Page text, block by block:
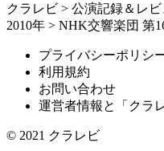
クラレビ > 公演記録＆レ
2010年 > NHK交響楽団 第
プライバシーポリシ
利用規約
お問い合わせ
運営者情報と「クラ
© 2021 クラレビ